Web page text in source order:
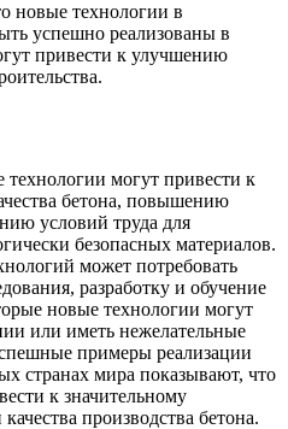
новые технологии в
успешно реализованы в
привести к улучшению
могут привести к
бетона, повышению
условий труда для
безопасных материалов.
может потребовать
разработку и обучение
новые технологии могут
или иметь нежелательные
примеры реализации
странах мира показывают, что
к значительному
производства бетона.